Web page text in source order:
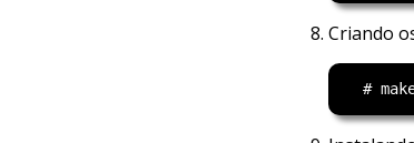
Criando